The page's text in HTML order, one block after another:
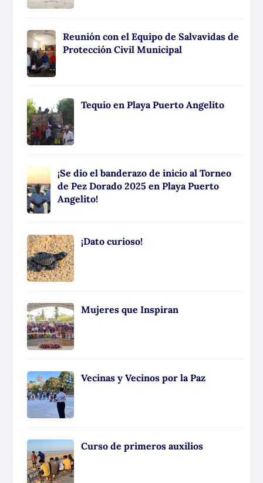
Reunión con el Equipo de Salvavidas de
Protección Civil Municipal
Tequio en Playa Puerto Angelito
¡Se dio el banderazo de inicio al Torneo
de Pez Dorado 2025 en Playa Puerto
Angelito!
¡Dato curioso!
Mujeres que Inspiran
Vecinas y Vecinos por la Paz
Curso de primeros auxilios